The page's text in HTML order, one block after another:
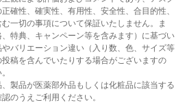
確性、確実性、有用性、安全性、合目的性、
一切の事項について保証いたしません。ま
特典、キャンペーン等を含みます）に基づい
バリエーション違い（入り数、色、サイズ等
稿を含んでいたりする場合がございますの
製品が医薬部外品もしくは化粧品に該当する
のうえご利用ください。